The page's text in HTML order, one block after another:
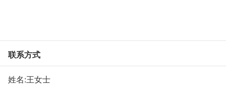
联系方式
姓名:王女士